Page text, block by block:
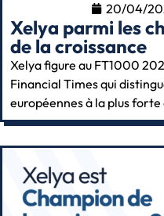
20/04/
Xelya parmi les
de la croissance
Xelya figure au FT1000
Financial Times qui
européennes à la plus